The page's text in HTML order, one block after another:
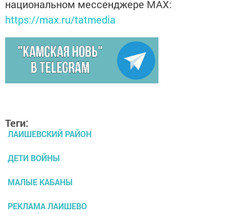
национальном мессенджере MАХ:
https://max.ru/tatmedia
Теги:
ЛАИШЕВСКИЙ РАЙОН
ДЕТИ ВОЙНЫ
МАЛЫЕ КАБАНЫ
РЕКЛАМА ЛАИШЕВО